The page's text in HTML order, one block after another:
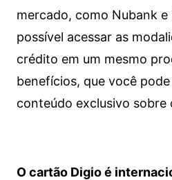
mercado, como Nubank e
possível acessar as
crédito em um mesmo
benefícios, que você
conteúdo exclusivo sobre
O cartão Digio é